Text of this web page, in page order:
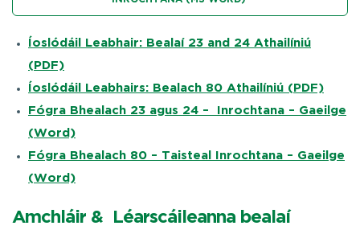
Íoslódáil Leabhair: Bealaí 23 and 24 Athailíniú
(PDF)
Íoslódáil Leabhairs: Bealach 80 Athailíniú (PDF)
Fógra Bhealach 23 agus 24 – Inrochtana – Gaeilge
(Word)
Fógra Bhealach 80 – Taisteal Inrochtana – Gaeilge
(Word)
Amchláir & Léarscáileanna bealaí